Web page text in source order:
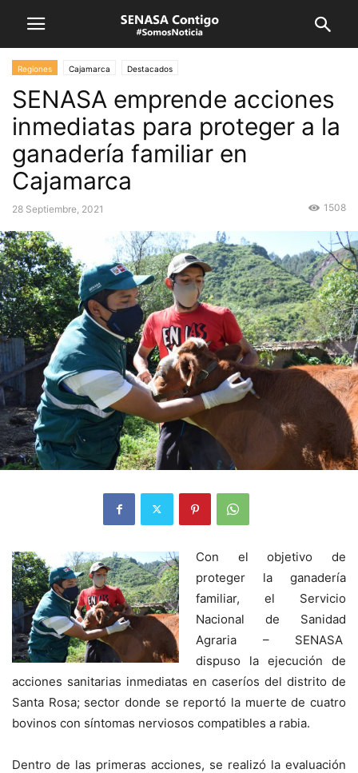
Regiones Cajamarca Destacados
SENASA emprende acciones
inmediatas para proteger a la
ganadería familiar en
Cajamarca
28 Septiembre, 2021 1508
Con el objetivo de
proteger la ganadería
familiar, el Servicio
Nacional de Sanidad
Agraria – SENASA
dispuso la ejecución de
acciones sanitarias inmediatas en caseríos del distrito de
Santa Rosa; sector donde se reportó la muerte de cuatro
bovinos con síntomas nerviosos compatibles a rabia.
Dentro de las primeras acciones, se realizó la evaluación